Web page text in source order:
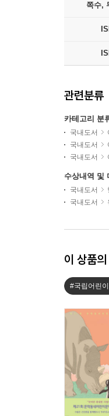
쪽수,
관련분류
카테고리 분
국내도서
국내도서
국내도서
수상내역 및
국내도서
국내도서
이 상품
#국립어린